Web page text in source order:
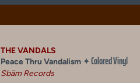
THE VANDALS
Peace Thru Vandalism ✦Colored Vinyl
Sbäm Records